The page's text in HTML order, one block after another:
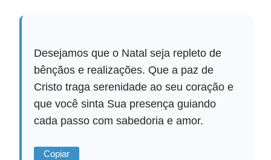
Desejamos que o Natal seja repleto de
bênçãos e realizações. Que a paz de
Cristo traga serenidade ao seu coração e
que você sinta Sua presença guiando
cada passo com sabedoria e amor.
Copiar